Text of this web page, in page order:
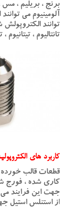
برنج ، بریلیم ،
آلومینیوم می
توانند الکتروپولش
تانتالیوم ،
کاربرد های
قطعات قالب
کاری شده ، فورج
جهت این فرایند
از استنلس استیل